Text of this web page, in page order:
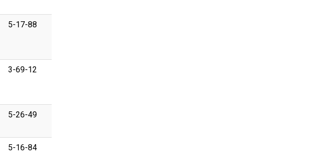
5-17-88
3-69-12
5-26-49
5-16-84